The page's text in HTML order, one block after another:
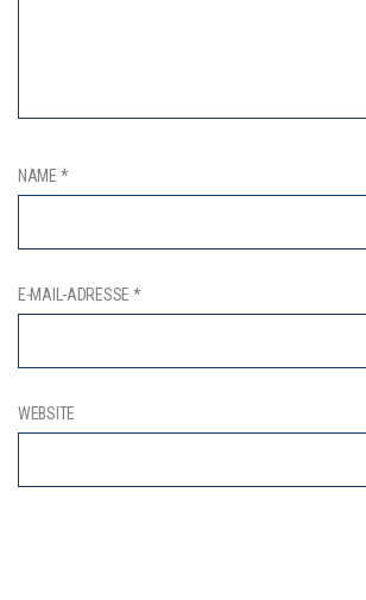
NAME *
E-MAIL-ADRESSE *
WEBSITE